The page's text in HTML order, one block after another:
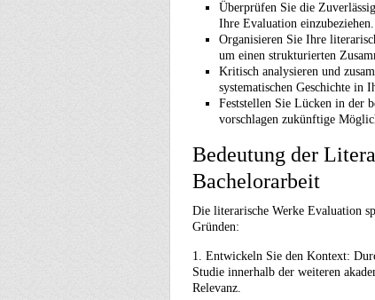
Überprüfen Sie die
Ihre Evaluation einzubeziehen.
Organisieren Sie Ihre
um einen strukturierten
Kritisch analysieren und
systematischen Geschichte in
Feststellen Sie Lücken in der
vorschlagen zukünftige
Bedeutung der
Bachelorarbeit
Die literarische Werke Evaluation
Gründen:
1. Entwickeln Sie den Kontext:
Studie innerhalb der weiteren
Relevanz.